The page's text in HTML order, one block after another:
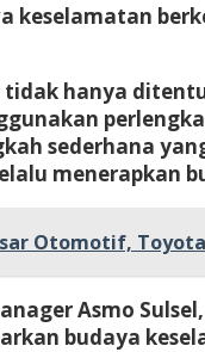
keselamatan
hanya
sederhana
menerapkan
Otomotif,
Asmo
budaya